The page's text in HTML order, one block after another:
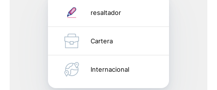
resaltador
Cartera
Internacional